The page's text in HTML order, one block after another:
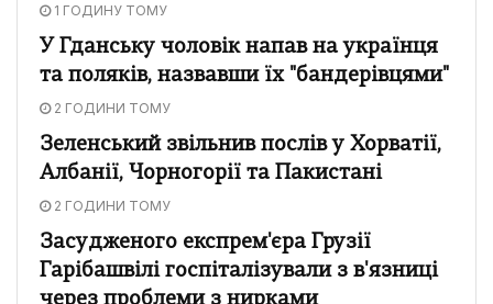
1 ГОДИНУ ТОМУ
У Гданську чоловік напав на українця
та поляків, назвавши їх "бандерівцями"
2 ГОДИНИ ТОМУ
Зеленський звільнив послів у Хорватії,
Албанії, Чорногорії та Пакистані
2 ГОДИНИ ТОМУ
Засудженого експрем'єра Грузії
Гарібашвілі госпіталізували з в'язниці
через проблеми з нирками